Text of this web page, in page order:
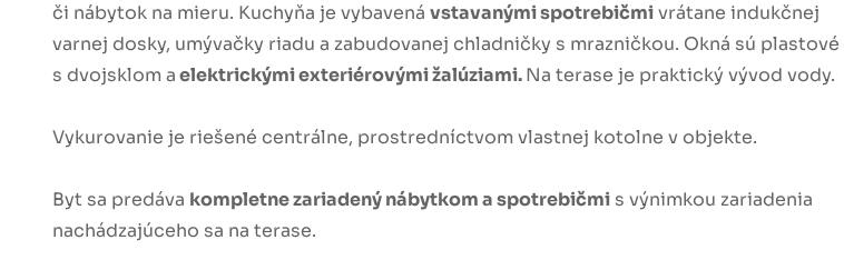
či nábytok na mieru. Kuchyňa je vybavená vstavanými spotrebičmivrátane indukčnej
varnej dosky, umývačky riadu a zabudovanej chladničky s mrazničkou. Okná sú plastové
s dvojsklom aelektrickými exteriérovými žalúziami.Na terase je praktický vývod vody.
Vykurovanie je riešené centrálne, prostredníctvom vlastnej kotolne v objekte.
Byt sa predáva kompletne zariadený nábytkom a spotrebičmi s výnimkou zariadenia
nachádzajúceho sa na terase.